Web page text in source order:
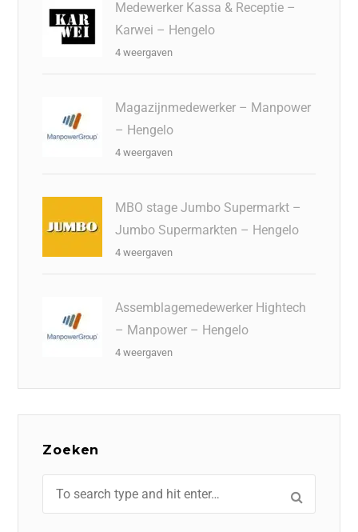
Medewerker Kassa & Receptie –
Karwei – Hengelo
4 weergaven
Magazijnmedewerker – Manpower
– Hengelo
4 weergaven
MBO stage Jumbo Supermarkt –
Jumbo Supermarkten – Hengelo
4 weergaven
Assemblagemedewerker Hightech
– Manpower – Hengelo
4 weergaven
Zoeken